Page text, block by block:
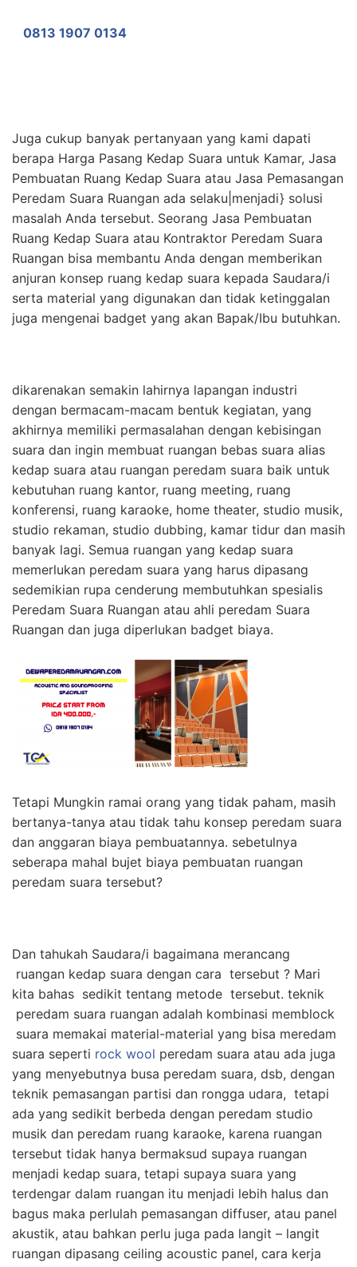
0813 1907 0134
Juga cukup banyak pertanyaan yang kami dapati
berapa Harga Pasang Kedap Suara untuk Kamar, Jasa
Pembuatan Ruang Kedap Suara atau Jasa Pemasangan
Peredam Suara Ruangan ada selaku|menjadi} solusi
masalah Anda tersebut. Seorang Jasa Pembuatan
Ruang Kedap Suara atau Kontraktor Peredam Suara
Ruangan bisa membantu Anda dengan memberikan
anjuran konsep ruang kedap suara kepada Saudara/i
serta material yang digunakan dan tidak ketinggalan
juga mengenai badget yang akan Bapak/Ibu butuhkan.
dikarenakan semakin lahirnya lapangan industri
dengan bermacam-macam bentuk kegiatan, yang
akhirnya memiliki permasalahan dengan kebisingan
suara dan ingin membuat ruangan bebas suara alias
kedap suara atau ruangan peredam suara baik untuk
kebutuhan ruang kantor, ruang meeting, ruang
konferensi, ruang karaoke, home theater, studio musik,
studio rekaman, studio dubbing, kamar tidur dan masih
banyak lagi. Semua ruangan yang kedap suara
memerlukan peredam suara yang harus dipasang
sedemikian rupa cenderung membutuhkan spesialis
Peredam Suara Ruangan atau ahli peredam Suara
Ruangan dan juga diperlukan badget biaya.
Tetapi Mungkin ramai orang yang tidak paham, masih
bertanya-tanya atau tidak tahu konsep peredam suara
dan anggaran biaya pembuatannya. sebetulnya
seberapa mahal bujet biaya pembuatan ruangan
peredam suara tersebut?
Dan tahukah Saudara/i bagaimana merancang
ruangan kedap suara dengan cara tersebut ? Mari
kita bahas sedikit tentang metode tersebut. teknik
peredam suara ruangan adalah kombinasi memblock
suara memakai material-material yang bisa meredam
suara seperti rock wool peredam suara atau ada juga
yang menyebutnya busa peredam suara, dsb, dengan
teknik pemasangan partisi dan rongga udara, tetapi
ada yang sedikit berbeda dengan peredam studio
musik dan peredam ruang karaoke, karena ruangan
tersebut tidak hanya bermaksud supaya ruangan
menjadi kedap suara, tetapi supaya suara yang
terdengar dalam ruangan itu menjadi lebih halus dan
bagus maka perlulah pemasangan diffuser, atau panel
akustik, atau bahkan perlu juga pada langit – langit
ruangan dipasang ceiling acoustic panel, cara kerja